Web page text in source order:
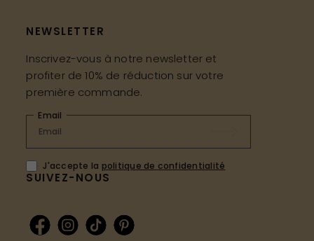
SUIVEZ-NOUS
NEWSLETTER
Inscrivez-vous à notre newsletter et
profiter de 10% de réduction sur votre
première commande.
Email
J'accepte la politique de confidentialité